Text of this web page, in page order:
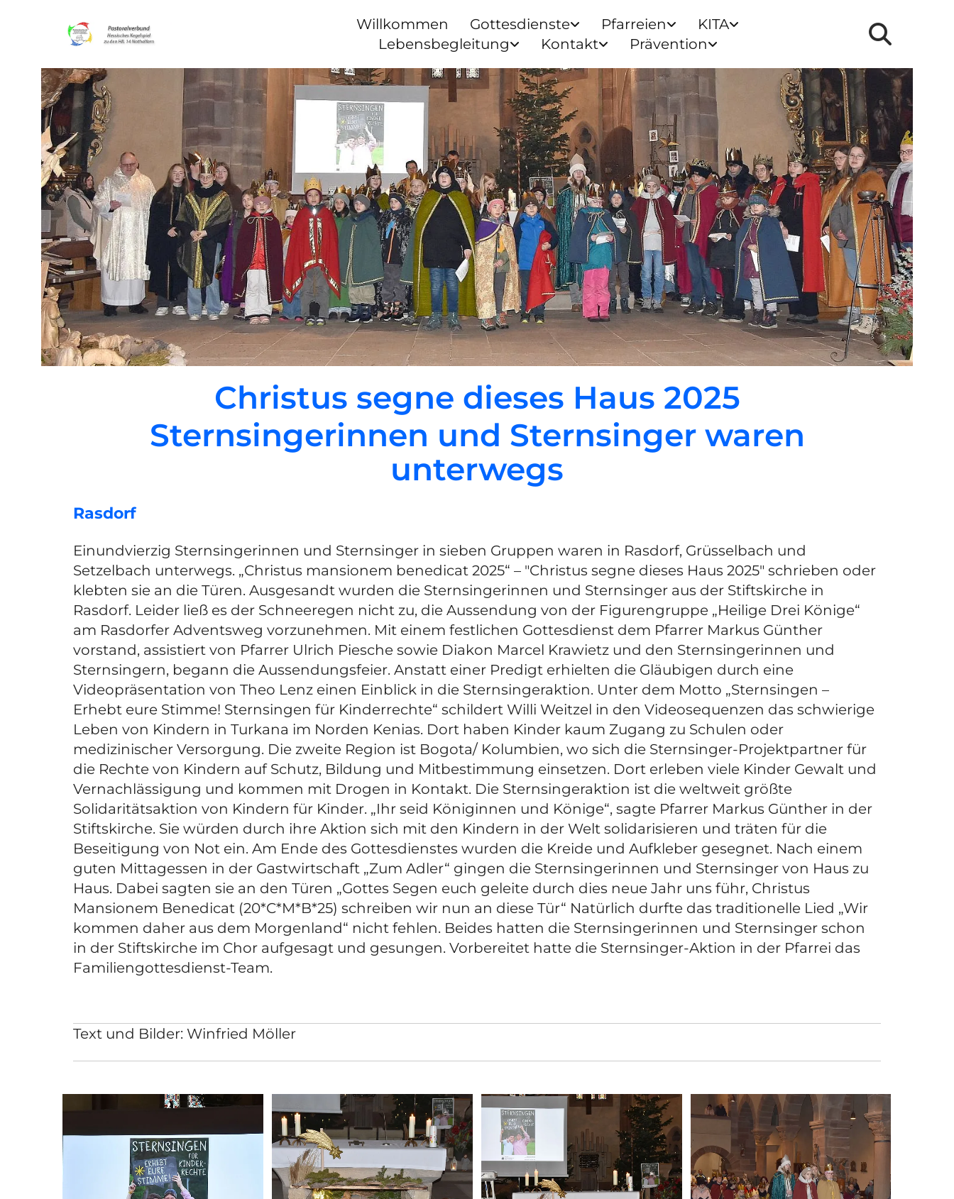
Willkommen Gottesdienste Pfarreien
KITA
Lebensbegleitung
Kontakt Prävention
Christus segne dieses Haus 2025
Sternsingerinnen und Sternsinger waren
unterwegs
Rasdorf
Einundvierzig Sternsingerinnen und Sternsinger in sieben Gruppen waren in Rasdorf, Grüsselbach und
Setzelbach unterwegs. „Christus mansionem benedicat 2025“ – "Christus segne dieses Haus 2025" schrieben oder
klebten sie an die Türen. Ausgesandt wurden die Sternsingerinnen und Sternsinger aus der Stiftskirche in
Rasdorf. Leider ließ es der Schneeregen nicht zu, die Aussendung von der Figurengruppe „Heilige Drei Könige“
am Rasdorfer Adventsweg vorzunehmen. Mit einem festlichen Gottesdienst dem Pfarrer Markus Günther
vorstand, assistiert von Pfarrer Ulrich Piesche sowie Diakon Marcel Krawietz und den Sternsingerinnen und
Sternsingern, begann die Aussendungsfeier. Anstatt einer Predigt erhielten die Gläubigen durch eine
Videopräsentation von Theo Lenz einen Einblick in die Sternsingeraktion. Unter dem Motto „Sternsingen –
Erhebt eure Stimme! Sternsingen für Kinderrechte“ schildert Willi Weitzel in den Videosequenzen das schwierige
Leben von Kindern in Turkana im Norden Kenias. Dort haben Kinder kaum Zugang zu Schulen oder
medizinischer Versorgung. Die zweite Region ist Bogota/ Kolumbien, wo sich die Sternsinger-Projektpartner für
die Rechte von Kindern auf Schutz, Bildung und Mitbestimmung einsetzen. Dort erleben viele Kinder Gewalt und
Vernachlässigung und kommen mit Drogen in Kontakt. Die Sternsingeraktion ist die weltweit größte
Solidaritätsaktion von Kindern für Kinder. „Ihr seid Königinnen und Könige“, sagte Pfarrer Markus Günther in der
Stiftskirche. Sie würden durch ihre Aktion sich mit den Kindern in der Welt solidarisieren und träten für die
Beseitigung von Not ein. Am Ende des Gottesdienstes wurden die Kreide und Aufkleber gesegnet. Nach einem
guten Mittagessen in der Gastwirtschaft „Zum Adler“ gingen die Sternsingerinnen und Sternsinger von Haus zu
Haus. Dabei sagten sie an den Türen „Gottes Segen euch geleite durch dies neue Jahr uns führ, Christus
Mansionem Benedicat (20*C*M*B*25) schreiben wir nun an diese Tür“ Natürlich durfte das traditionelle Lied „Wir
kommen daher aus dem Morgenland“ nicht fehlen. Beides hatten die Sternsingerinnen und Sternsinger schon
in der Stiftskirche im Chor aufgesagt und gesungen. Vorbereitet hatte die Sternsinger-Aktion in der Pfarrei das
Familiengottesdienst-Team.
Text und Bilder: Winfried Möller